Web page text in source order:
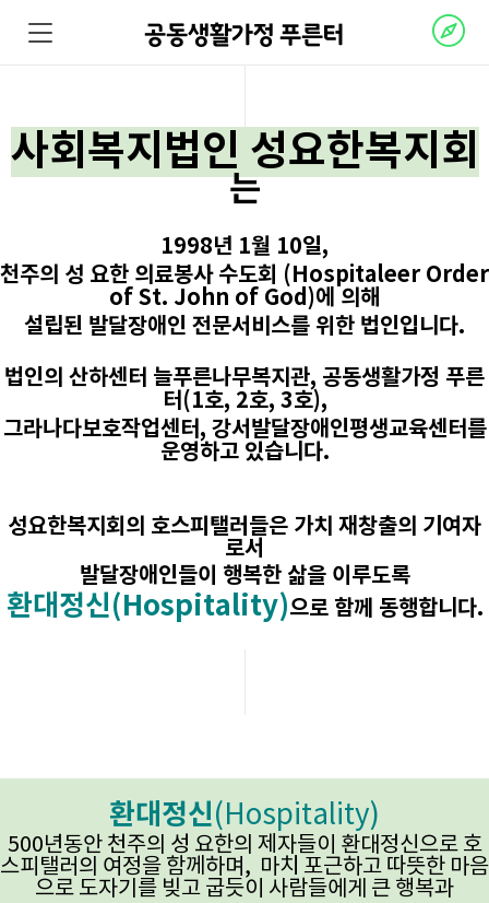
공동생활가정 푸른터
사회복지법인 성요한복지회
는
1998년 1월 10일,
천주의 성 요한 의료봉사 수도회 (Hospitaleer Order
of St. John of God)에 의해
설립된 발달장애인 전문서비스를 위한 법인입니다.
법인의 산하센터 늘푸른나무복지관, 공동생활가정 푸른
터(1호, 2호, 3호),
그라나다보호작업센터, 강서발달장애인평생교육센터를
운영하고 있습니다.
성요한복지회의 호스피탤러들은 가치 재창출의 기여자
로서
발달장애인들이 행복한 삶을 이루도록
환대정신(Hospitality)으로 함께 동행합니다.
환대정신(Hospitality)
500년동안 천주의 성 요한의 제자들이 환대정신으로 호
스피탤러의 여정을 함께하며, 마치 포근하고 따뜻한 마음
으로 도자기를 빚고 굽듯이 사람들에게 큰 행복과